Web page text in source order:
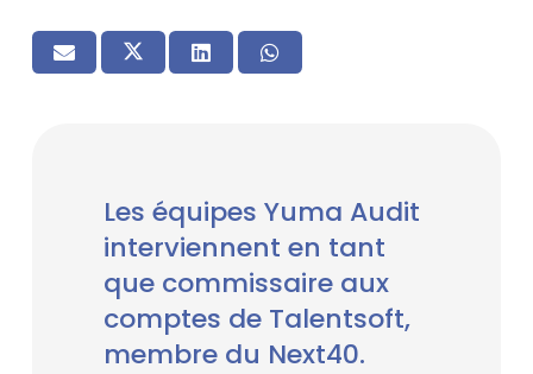
Les équipes Yuma Audit
interviennent en tant
que commissaire aux
comptes de Talentsoft,
membre du Next40.